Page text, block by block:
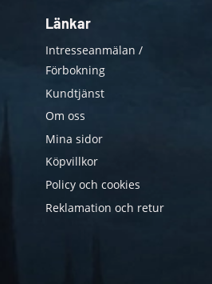
Länkar
Intresseanmälan /
Förbokning
Kundtjänst
Om oss
Mina sidor
Köpvillkor
Policy och cookies
Reklamation och retur